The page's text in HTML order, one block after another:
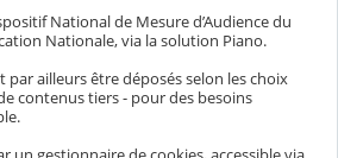
National de Mesure d’Audience du
Nationale, via la solution Piano.
par ailleurs être déposés selon les choix
contenus tiers - pour des besoins